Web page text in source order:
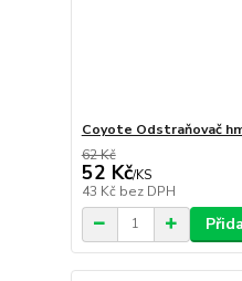
Coyote Odstraňovač
62 Kč
52 Kč/KS
43 Kč bez DPH